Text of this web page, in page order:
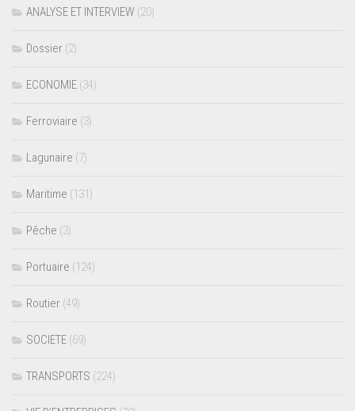
ANALYSE ET INTERVIEW (20)
Dossier (2)
ECONOMIE (34)
Ferroviaire (3)
Lagunaire (7)
Maritime (131)
Pêche (3)
Portuaire (124)
Routier (49)
SOCIETE (69)
TRANSPORTS (224)